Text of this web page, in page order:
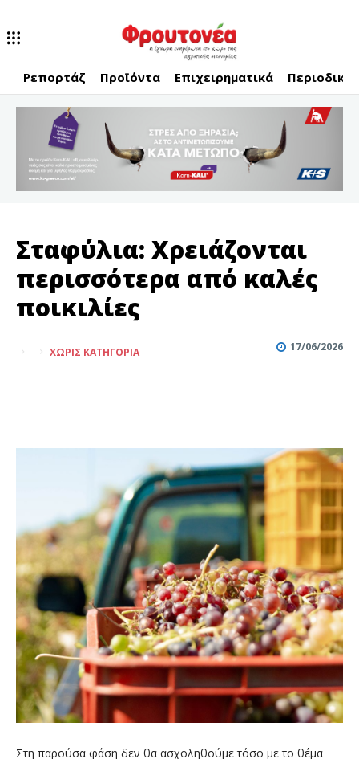
Ρεπορτάζ Προϊόντα Επιχειρηματικά Περιοδικό
Σταφύλια: Χρειάζονται
περισσότερα από καλές
ποικιλίες
17/06/2026
ΧΩΡΊΣ ΚΑΤΗΓΟΡΊΑ
Στη παρούσα φάση δεν θα ασχοληθούμε τόσο με το θέμα